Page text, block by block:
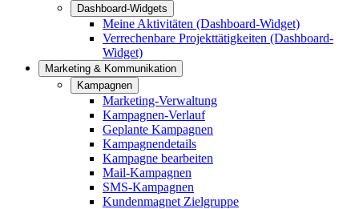
Dashboard-Widgets
Meine Aktivitäten (Dashboard-Widget)
Verrechenbare Projekttätigkeiten (Dashboard-
Widget)
Marketing & Kommunikation
Kampagnen
Marketing-Verwaltung
Kampagnen-Verlauf
Geplante Kampagnen
Kampagnendetails
Kampagne bearbeiten
Mail-Kampagnen
SMS-Kampagnen
Kundenmagnet Zielgruppe